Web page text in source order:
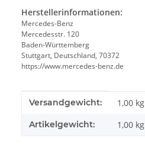
Herstellerinformationen:
Mercedes-Benz
Mercedesstr. 120
Baden-Württemberg
Stuttgart, Deutschland, 70372
https://www.mercedes-benz.de
Produkteigenschaft
Wert
Versandgewicht: 1,00 kg
Artikelgewicht: 1,00 kg